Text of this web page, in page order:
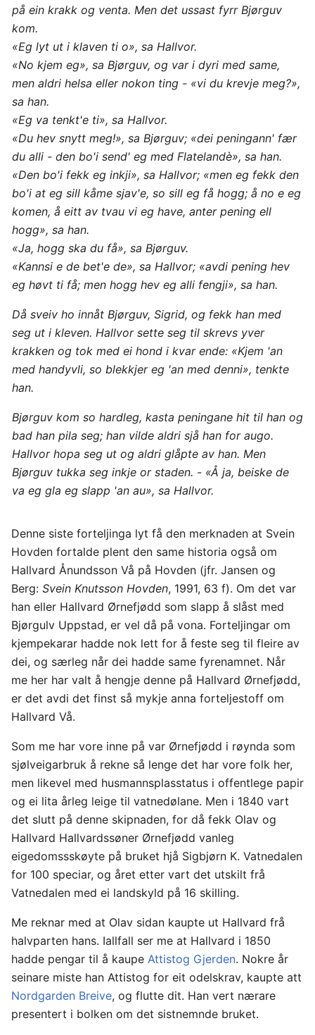
på ein krakk og venta. Men det ussast fyrr Bjørguv
kom.
«Eg lyt ut i klaven ti o», sa Hallvor.
«No kjem eg», sa Bjørguv, og var i dyri med same,
men aldri helsa eller nokon ting - «vi du krevje meg?»,
sa han.
«Eg va tenkt'e ti», sa Hallvor.
«Du hev snytt meg!», sa Bjørguv; «dei peningann' fær
du alli - den bo'i send' eg med Flatelandè», sa han.
«Den bo'i fekk eg inkji», sa Hallvor; «men eg fekk den
bo'i at eg sill kåme sjav'e, so sill eg få hogg; å no e eg
komen, å eitt av tvau vi eg have, anter pening ell
hogg», sa han.
«Ja, hogg ska du få», sa Bjørguv.
«Kannsi e de bet'e de», sa Hallvor; «avdi pening hev
eg høvt ti få; men hogg hev eg alli fengji», sa han.
Då sveiv ho innåt Bjørguv, Sigrid, og fekk han med
seg ut i kleven. Hallvor sette seg til skrevs yver
krakken og tok med ei hond i kvar ende: «Kjem 'an
med handyvli, so blekkjer eg 'an med denni», tenkte
han.
Bjørguv kom so hardleg, kasta peningane hit til han og
bad han pila seg; han vilde aldri sjå han for augo.
Hallvor hopa seg ut og aldri glåpte av han. Men
Bjørguv tukka seg inkje or staden. - «Å ja, beiske de
va eg gla eg slapp 'an au», sa Hallvor.
Denne siste forteljinga lyt få den merknaden at Svein
Hovden fortalde plent den same historia også om
Hallvard Ånundsson Vå på Hovden (jfr. Jansen og
Berg: Svein Knutsson Hovden, 1991, 63 f). Om det var
han eller Hallvard Ørnefjødd som slapp å slåst med
Bjørgulv Uppstad, er vel då på vona. Forteljingar om
kjempekarar hadde nok lett for å feste seg til fleire av
dei, og særleg når dei hadde same fyrenamnet. Når
me her har valt å hengje denne på Hallvard Ørnefjødd,
er det avdi det finst så mykje anna forteljestoff om
Hallvard Vå.
Som me har vore inne på var Ørnefjødd i røynda som
sjølveigarbruk å rekne så lenge det har vore folk her,
men likevel med husmannsplasstatus i offentlege papir
og ei lita årleg leige til vatnedølane. Men i 1840 vart
det slutt på denne skipnaden, for då fekk Olav og
Hallvard Hallvardssøner Ørnefjødd vanleg
eigedomssskøyte på bruket hjå Sigbjørn K. Vatnedalen
for 100 speciar, og året etter vart det utskilt frå
Vatnedalen med ei landskyld på 16 skilling.
Me reknar med at Olav sidan kaupte ut Hallvard frå
halvparten hans. Iallfall ser me at Hallvard i 1850
hadde pengar til å kaupe Attistog Gjerden. Nokre år
seinare miste han Attistog for eit odelskrav, kaupte att
Nordgarden Breive, og flutte dit. Han vert nærare
presentert i bolken om det sistnemnde bruket.